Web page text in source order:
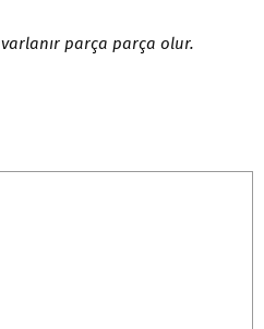
parça parça olur.